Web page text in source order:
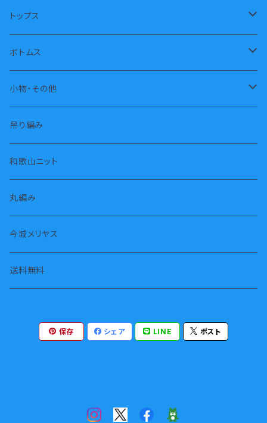
長袖
ノースリーブ
トップス
トレーナー
パーカー
タートル
タンクトップ
長袖
七分袖
半袖
ボトムス
長パンツ
半パンツ
スカート
小物・その他
靴下
枕カバー
スヌード・ストール
タオル
腹巻
吊り編み
和歌山ニット
丸編み
今城メリヤス
送料無料
保存 シェア LINE ポスト